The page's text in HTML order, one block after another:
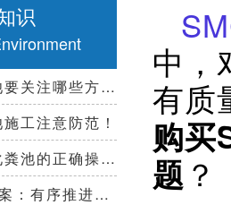
识
选购玻璃钢化粪池要关注哪些方面？
工注意防范！
清理模压玻璃钢化粪池的正确操作步骤
四川6部门印发方案：有序推进农村厕所革命，改善农村人居环境
中，
有质
购买
题 ？